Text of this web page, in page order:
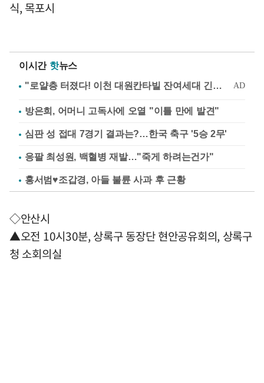
식, 목포시
이시간 핫뉴스
방은희, 어머니 고독사에 오열 "이틀 만에 발견"
심판 성 접대 7경기 결과는?…한국 축구 '5승 2무'
응팔 최성원, 백혈병 재발…"죽게 하려는건가"
홍서범♥조갑경, 아들 불륜 사과 후 근황
◇안산시
▲오전 10시30분, 상록구 동장단 현안공유회의, 상록구
청 소회의실